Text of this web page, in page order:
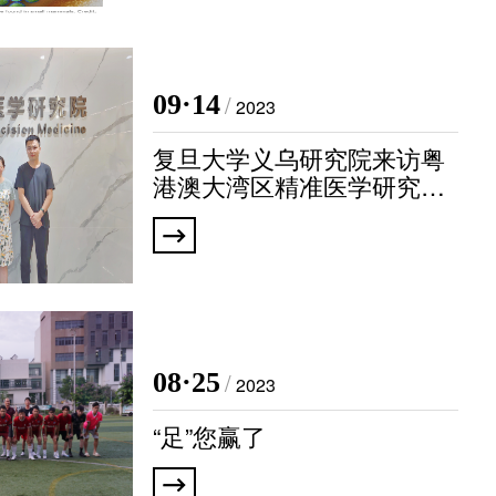
09·14/2023
复旦大学义乌研究院来访粤
港澳大湾区精准医学研究院
（广州）
08·25/2023
“足”您赢了